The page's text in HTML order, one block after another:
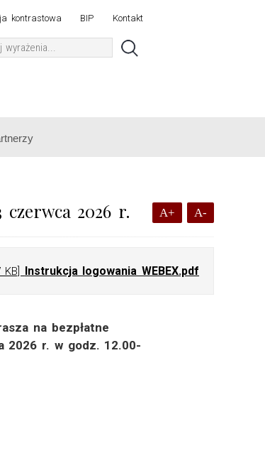
kontrastowa BIP Kontakt
2026 r. A+ A-
KB] Instrukcja logowania WEBEX.pdf
na bezpłatne
2026 r. w godz. 12.00-